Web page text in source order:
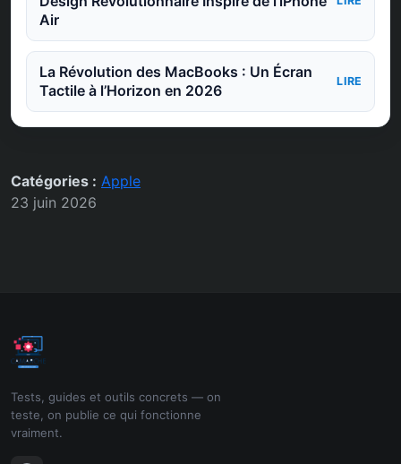
Air
La Révolution des MacBooks : Un Écran
Tactile à l’Horizon en 2026
LIRE
Catégories : Apple
23 juin 2026
Tests, guides et outils concrets — on
teste, on publie ce qui fonctionne
vraiment.